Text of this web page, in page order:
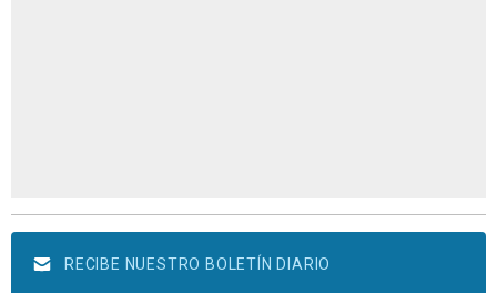
RECIBE NUESTRO BOLETÍN DIARIO